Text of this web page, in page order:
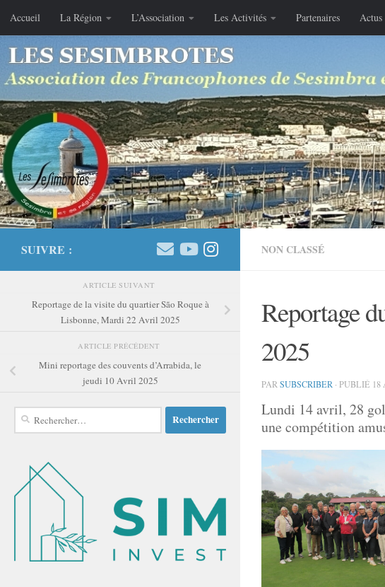
Skip to content
Accueil La Région L’Association Les Activités Partenaires Actus
NON CLASSÉ
Reportage
2025
PAR SUBSCRIBER · PUBLIÉ 18
Lundi 14 avril, 28
une compétition
SUIVRE :
ARTICLE SUIVANT
Reportage de la visite du quartier São Roque à
Lisbonne, Mardi 22 Avril 2025
ARTICLE PRÉCÉDENT
Mini reportage des couvents d’Arrabida, le
jeudi 10 Avril 2025
Rechercher :